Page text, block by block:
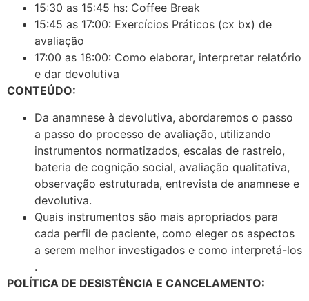
15:30 as 15:45 hs: Coffee Break
15:45 as 17:00: Exercícios Práticos (cx bx) de
avaliação
17:00 as 18:00: Como elaborar, interpretar relatório
e dar devolutiva
CONTEÚDO:
Da anamnese à devolutiva, abordaremos o passo
a passo do processo de avaliação, utilizando
instrumentos normatizados, escalas de rastreio,
bateria de cognição social, avaliação qualitativa,
observação estruturada, entrevista de anamnese e
devolutiva.
Quais instrumentos são mais apropriados para
cada perfil de paciente, como eleger os aspectos
a serem melhor investigados e como interpretá-los
.
POLÍTICA DE DESISTÊNCIA E CANCELAMENTO: